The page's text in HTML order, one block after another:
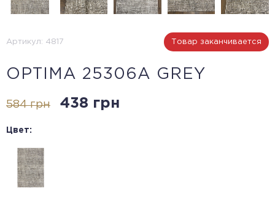
Артикул: 4817 Товар заканчивается
OPTIMA 25306A GREY
584 грн 438 грн
Цвет: